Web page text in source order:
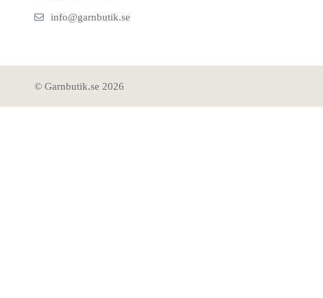
info@garnbutik.se
© Garnbutik.se 2026